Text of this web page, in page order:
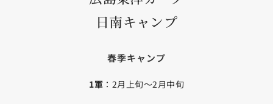
日南キャンプ
春季キャンプ
1軍 ：2月上旬～2月中旬